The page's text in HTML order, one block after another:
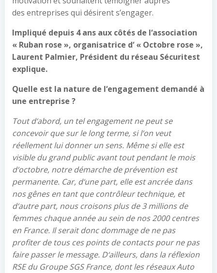
des entreprises qui désirent s’engager.
Impliqué depuis 4 ans aux côtés de l‘association
« Ruban rose », organisatrice d‘ « Octobre rose »,
Laurent Palmier, Président du réseau Sécuritest
explique.
Quelle est la nature de l‘engagement demandé à
une entreprise ?
Tout d‘abord, un tel engagementne peutse
concevoir quesur le long terme, si l‘on veut
réellement lui donner un sens. Même si elleest
visible du grand public avant tout pendantle mois
d‘octobre, notredémarche de prévention est
permanente. Car, d‘une part, elle est ancrée dans
nos gênesen tant que contrôleur technique, et
d‘autre part, nous croisonsplus de 3 millions de
femmes chaque année au sein de nos 2000 centres
en France. Il serait donc dommage de ne pas
profiter de tous ces points de contacts pour ne pas
faire passer le message. D‘ailleurs, dans la réflexion
RSE du Groupe SGS France, dont les réseaux Auto